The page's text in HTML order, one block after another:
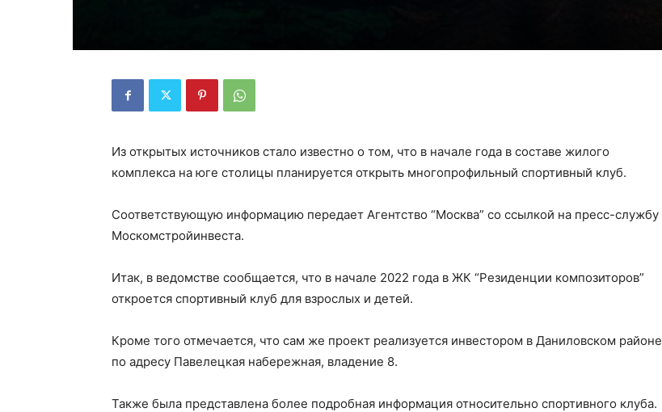
Из открытых источников стало известно о том, что в начале года в составе жилого
комплекса на юге столицы планируется открыть многопрофильный спортивный клуб.
Соответствующую информацию передает Агентство “Москва” со ссылкой на пресс-службу
Москомстройинвеста.
Итак, в ведомстве сообщается, что в начале 2022 года в ЖК “Резиденции композиторов”
откроется спортивный клуб для взрослых и детей.
Кроме того отмечается, что сам же проект реализуется инвестором в Даниловском районе
по адресу Павелецкая набережная, владение 8.
Также была представлена более подробная информация относительно спортивного клуба.